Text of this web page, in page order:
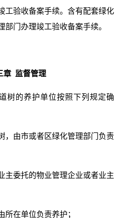
工验收备案手续。含有配套绿化
门办理竣工验收备案手续。
章 监督管理
树的养护单位按照下列规定确
，由市或者区绿化管理部门负责
主委托的物业管理企业或者业主
所在单位负责养护；